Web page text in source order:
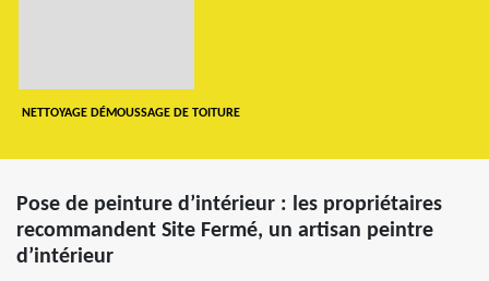
NETTOYAGE DÉMOUSSAGE DE TOITURE
Pose de peinture d’intérieur : les propriétaires
recommandent Site Fermé, un artisan peintre
d’intérieur